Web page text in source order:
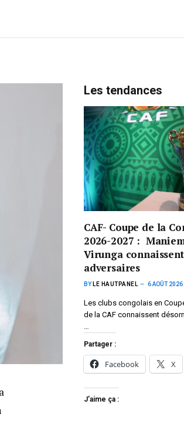
Les tendances
CAF- Coupe de la
2026-2027 :
Virunga
adversaires
BY LE HAUTPANEL 6 AOÛT 2026
Les clubs congolais en
de la CAF connaissent
…
Partager :
Facebook X
J’aime ça :